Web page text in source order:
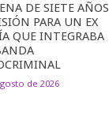
DE SIETE AÑOS
PARA UN EX
QUE INTEGRABA
de 2026